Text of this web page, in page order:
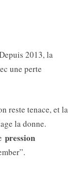
2013, la
une perte
reste tenace, et la
la donne.
pression